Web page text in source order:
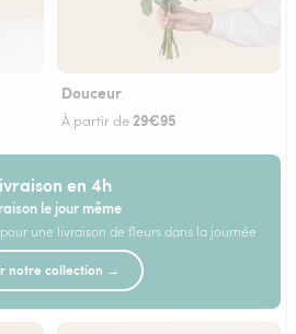
Douceur
À partir de 29€95
en 4h
le jour même
une livraison de fleurs dans la journée
notre collection →